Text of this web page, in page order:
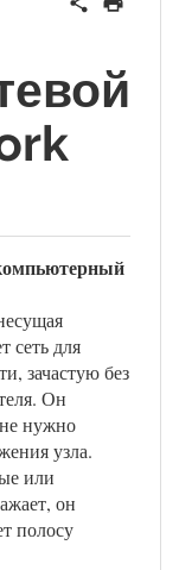
сеть для
зачастую без
Он
нужно
узла.
или
он
полосу